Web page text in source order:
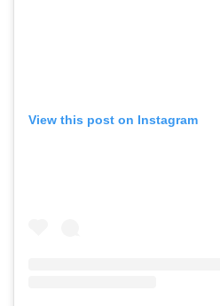
View this post on Instagram